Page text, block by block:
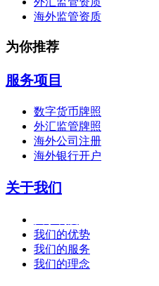
海外监管资质
为你推荐
服务项目
数字货币牌照
外汇监管牌照
海外公司注册
海外银行开户
关于我们
我们的优势
我们的服务
我们的理念